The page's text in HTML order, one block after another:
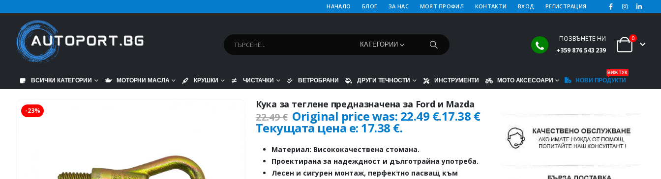
НАЧАЛО БЛОГ ЗА НАС МОЯТ ПРОФИЛ КОНТАКТИ ВХОД РЕГИСТРАЦИЯ
КАТЕГОРИИ
ПОЗВЪНЕТЕ НИ
+359 876 543 239
0
ВСИЧКИ КАТЕГОРИИ МОТОРНИ МАСЛА КРУШКИ ЧИСТАЧКИ ВЕТРОБРАНИ ДРУГИ ТЕЧНОСТИ ИНСТРУМЕНТИ МОТО АКСЕСОАРИ НОВИ ПРОДУКТИ
ВИЖ ТУК
-23%
Кука за теглене предназначена за Ford и Mazda
22.49€ Original price was: 22.49 €.17.38 €
Текущата цена е: 17.38 €.
Материал: Висококачествена стомана.
Проектирана за надеждност и дълготрайна употреба.
Лесен и сигурен монтаж, перфектно пасващ към